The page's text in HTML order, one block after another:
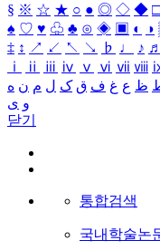
§ ※ ☆ ★ ○ ● ◎ ◇ ◆ □
♠ ♡ ♥ ♧ ♣ ⊙ ◈ ▣ ◐ ◑
‡ ↕ ↗ ↙ ↖ ↘ ♭ ♩ ♪ ♬
ⅰ
ⅱ ⅲ ⅳ ⅴ ⅵ ⅶ ⅷ
ظ ع غ ف ق ک ل م ن ه
و ی
닫기
통합검색
국내학술논